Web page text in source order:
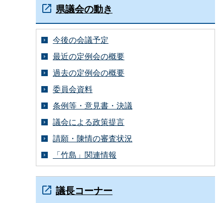
県議会の動き
今後の会議予定
最近の定例会の概要
過去の定例会の概要
委員会資料
条例等・意見書・決議
議会による政策提言
請願・陳情の審査状況
「竹島」関連情報
議長コーナー